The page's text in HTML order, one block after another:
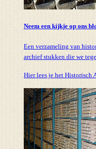
Neem een kijkje op ons
Een verzameling van
archief stukken die we
Hier lees je het Historisch